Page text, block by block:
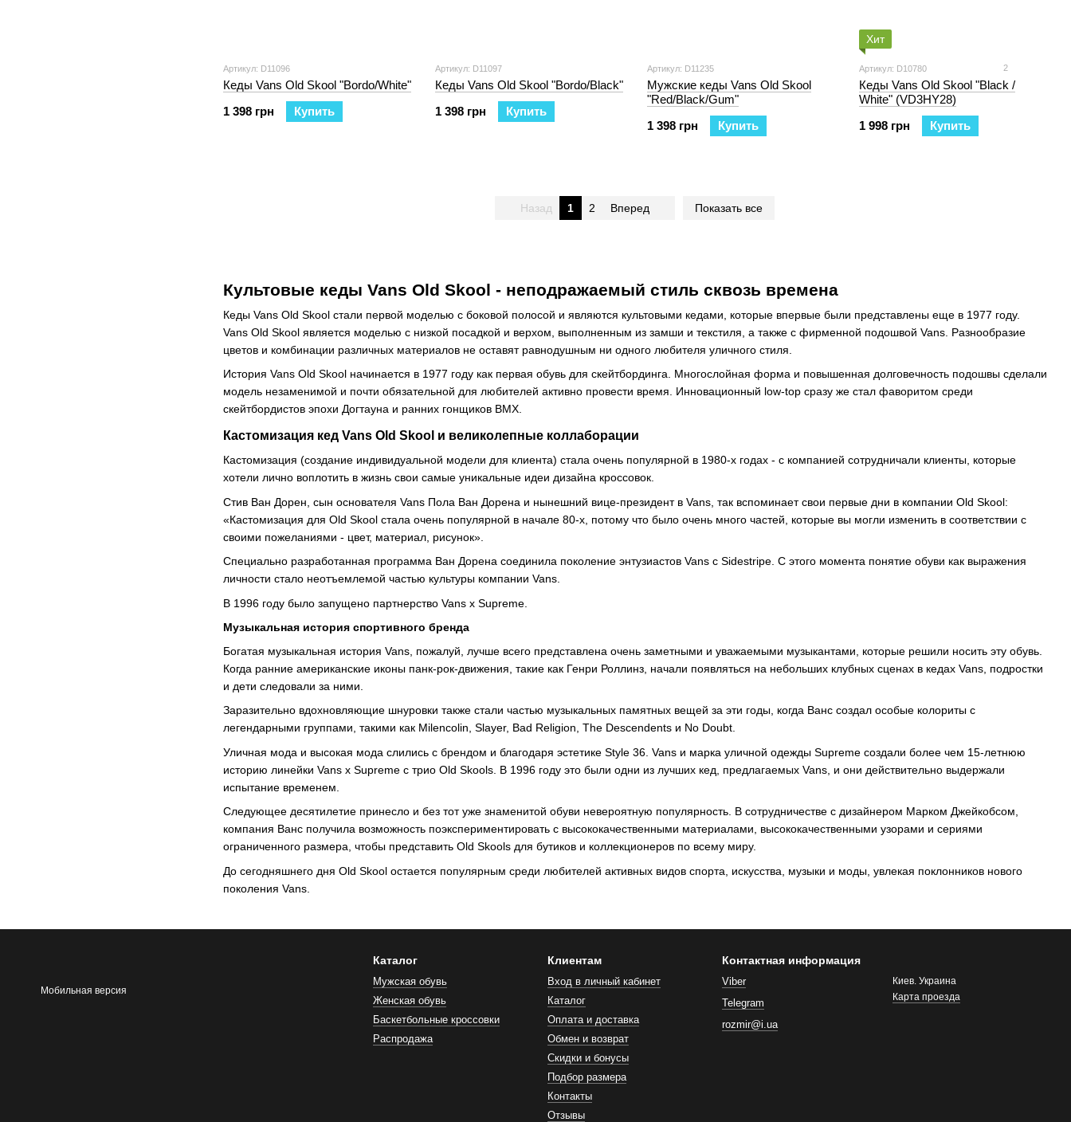
Культовые кеды Vans Old Skool - неподражаемый стиль сквозь времена
Кеды Vans Old Skool стали первой моделью с боковой полосой и являются культовыми кедами, которые впервые были представлены еще в 1977 году.
Vans Old Skool является моделью с низкой посадкой и верхом, выполненным из замши и текстиля, а также с фирменной подошвой Vans. Разнообразие
цветов и комбинации различных материалов не оставят равнодушным ни одного любителя уличного стиля.
История Vans Old Skool начинается в 1977 году как первая обувь для скейтбординга. Многослойная форма и повышенная долговечность подошвы сделали
модель незаменимой и почти обязательной для любителей активно провести время. Инновационный low-top сразу же стал фаворитом среди
скейтбордистов эпохи Догтауна и ранних гонщиков BMX.
Кастомизация кед Vans Old Skool и великолепные коллаборации
Кастомизация (создание индивидуальной модели для клиента) стала очень популярной в 1980-х годах - с компанией сотрудничали клиенты, которые
хотели лично воплотить в жизнь свои самые уникальные идеи дизайна кроссовок.
Стив Ван Дорен, сын основателя Vans Пола Ван Дорена и нынешний вице-президент в Vans, так вспоминает свои первые дни в компании Old Skool:
«Кастомизация для Old Skool стала очень популярной в начале 80-х, потому что было очень много частей, которые вы могли изменить в соответствии с
своими пожеланиями - цвет, материал, рисунок».
Специально разработанная программа Ван Дорена соединила поколение энтузиастов Vans с Sidestripe. С этого момента понятие обуви как выражения
личности стало неотъемлемой частью культуры компании Vans.
В 1996 году было запущено партнерство Vans x Supreme.
Музыкальная история спортивного бренда
Богатая музыкальная история Vans, пожалуй, лучше всего представлена ​​очень заметными и уважаемыми музыкантами, которые решили носить эту обувь.
Когда ранние американские иконы панк-рок-движения, такие как Генри Роллинз, начали появляться на небольших клубных сценах в кедах Vans, подростки
и дети следовали за ними.
Заразительно вдохновляющие шнуровки также стали частью музыкальных памятных вещей за эти годы, когда Ванс создал особые колориты с
легендарными группами, такими как Milencolin, Slayer, Bad Religion, The Descendents и No Doubt.
Уличная мода и высокая мода слились с брендом и благодаря эстетике Style 36. Vans и марка уличной одежды Supreme создали более чем 15-летнюю
историю линейки Vans x Supreme с трио Old Skools. В 1996 году это были одни из лучших кед, предлагаемых Vans, и они действительно выдержали
испытание временем.
Следующее десятилетие принесло и без тот уже знаменитой обуви невероятную популярность. В сотрудничестве с дизайнером Марком Джейкобсом,
компания Ванс получила возможность поэкспериментировать с высококачественными материалами, высококачественными узорами и сериями
ограниченного размера, чтобы представить Old Skools для бутиков и коллекционеров по всему миру.
До сегодняшнего дня Old Skool остается популярным среди любителей активных видов спорта, искусства, музыки и моды, увлекая поклонников нового
поколения Vans.
Артикул: D11096
Кеды Vans Old Skool "Bordo/White"
1 398 грн
Купить
Артикул: D11097
Кеды Vans Old Skool "Bordo/Black"
1 398 грн
Купить
Артикул: D11235
Мужские кеды Vans Old Skool
"Red/Black/Gum"
1 398 грн
Купить
Хит
Артикул: D10780 2
Кеды Vans Old Skool "Black /
White" (VD3HY28)
1 998 грн
Купить
Назад 1 2 Вперед Показать все
Мобильная версия
Каталог
Мужская обувь
Женская обувь
Баскетбольные кроссовки
Распродажа
Клиентам
Вход в личный кабинет
Каталог
Оплата и доставка
Обмен и возврат
Скидки и бонусы
Подбор размера
Контакты
Отзывы
Контактная информация
Viber
Telegram
rozmir@i.ua
Киев. Украина
Карта проезда